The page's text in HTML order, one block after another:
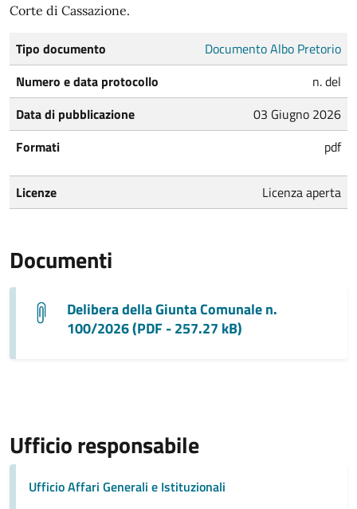
Corte di Cassazione.
Tipo documento
Documento Albo Pretorio
Numero e data protocollo
n. del
Data di pubblicazione
03 Giugno 2026
Formati
pdf
Licenze Licenza aperta
Documenti
Delibera della Giunta Comunale n.
100/2026 (PDF - 257.27 kB)
Ufficio responsabile
Ufficio Affari Generali e Istituzionali